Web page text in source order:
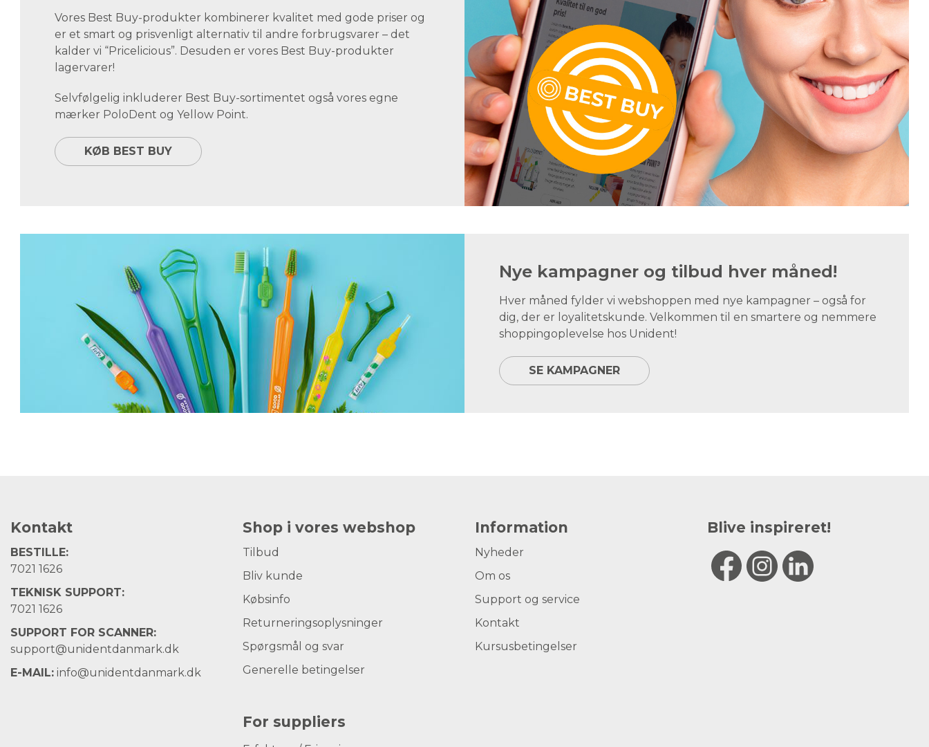
Vores Best Buy-produkter kombinerer kvalitet med gode priser og
er et smart og prisvenligt alternativ til andre forbrugsvarer – det
kalder vi “Pricelicious”. Desuden er vores Best Buy-produkter
lagervarer!
Selvfølgelig inkluderer Best Buy-sortimentet også vores egne
mærker PoloDent og Yellow Point.
KØB BEST BUY
Nye kampagner og tilbud hver måned!
Hver måned fylder vi webshoppen med nye kampagner – også for
dig, der er loyalitetskunde. Velkommen til en smartere og nemmere
shoppingoplevelse hos Unident!
SE KAMPAGNER
Kontakt
BESTILLE:
7021 1626
TEKNISK SUPPORT:
7021 1626
SUPPORT FOR SCANNER:
support@unidentdanmark.dk
E-MAIL: info@unidentdanmark.dk
Shop i vores webshop
Tilbud
Bliv kunde
Købsinfo
Returneringsoplysninger
Spørgsmål og svar
Generelle betingelser
For suppliers
Information
Nyheder
Om os
Support og service
Kontakt
Kursusbetingelser
Blive inspireret!